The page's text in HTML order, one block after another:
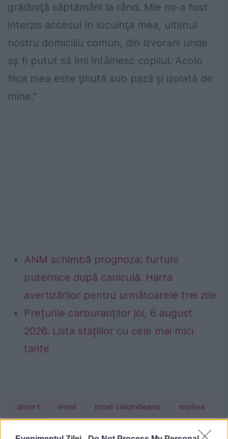
grădiniţă săptămâni la rând. Mie mi-a fost
interzis accesul în locuinţa mea, ultimul
nostru domiciliu comun, din Izvorani unde
aş fi putut să îmi întâlnesc copilul. Acolo
fiica mea este ţinută sub pază şi izolată de
mine.”
ANM schimbă prognoza: furtuni
puternice după caniculă. Harta
avertizărilor pentru următoarele trei zile
Prețurile carburanților joi, 6 august
2026. Lista stațiilor cu cele mai mici
tarife
divort irinel irinel columbeanu motive